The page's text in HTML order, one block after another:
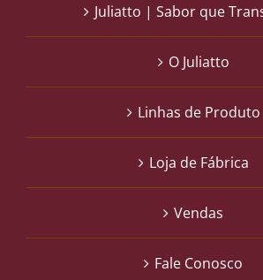
Juliatto | Sabor que
O Juliatto
Linhas de Produto
Loja de Fábrica
Vendas
Fale Conosco